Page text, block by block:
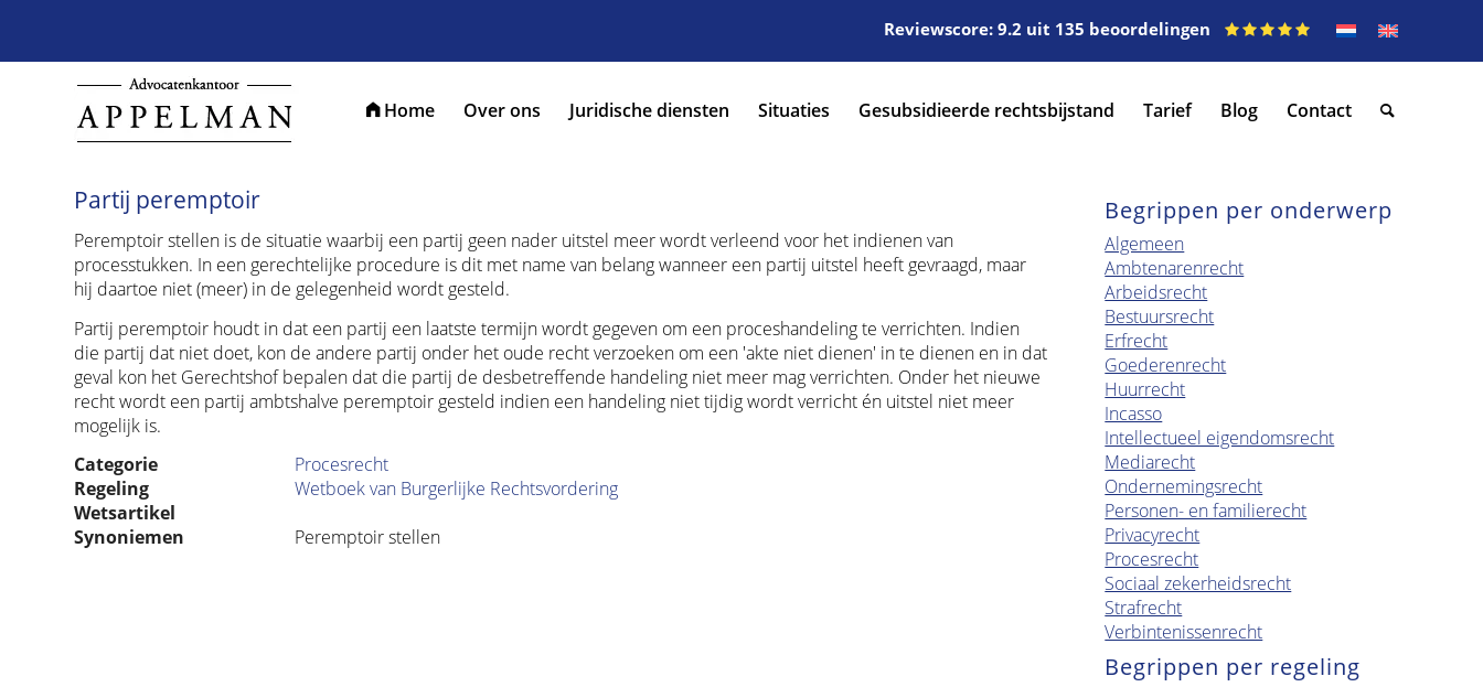
Reviewscore: 9.2 uit 135 beoordelingen
Home Over ons Juridische diensten Situaties Gesubsidieerde rechtsbijstand Tarief Blog Contact
Partij peremptoir
Peremptoir stellen is de situatie waarbij een partij geen nader uitstel meer wordt verleend voor het indienen van
processtukken. In een gerechtelijke procedure is dit met name van belang wanneer een partij uitstel heeft gevraagd, maar
hij daartoe niet (meer) in de gelegenheid wordt gesteld.
Partij peremptoir houdt in dat een partij een laatste termijn wordt gegeven om een proceshandeling te verrichten. Indien
die partij dat niet doet, kon de andere partij onder het oude recht verzoeken om een 'akte niet dienen' in te dienen en in dat
geval kon het Gerechtshof bepalen dat die partij de desbetreffende handeling niet meer mag verrichten. Onder het nieuwe
recht wordt een partij ambtshalve peremptoir gesteld indien een handeling niet tijdig wordt verricht én uitstel niet meer
mogelijk is.
Categorie
Procesrecht
Regeling
Wetboek van Burgerlijke Rechtsvordering
Wetsartikel
Synoniemen
Peremptoir stellen
Begrippen per onderwerp
Algemeen
Ambtenarenrecht
Arbeidsrecht
Bestuursrecht
Erfrecht
Goederenrecht
Huurrecht
Incasso
Intellectueel eigendomsrecht
Mediarecht
Ondernemingsrecht
Personen- en familierecht
Privacyrecht
Procesrecht
Sociaal zekerheidsrecht
Strafrecht
Verbintenissenrecht
Begrippen per regeling